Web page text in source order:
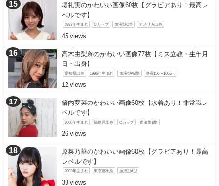
堤礼実のかわいい画像60枚【グラビアあり！最高レ
ベルです】
1993年生まれ Cカップ 血液型O型 アメリカ出身
45
高木由梨奈のかわいい画像77枚【ミス立教・生年月
日・出身】
愛知県出身 1996年生まれ 血液型AB型 身長156〜160cm
12
箭内夢菜のかわいい画像60枚【水着あり！非常識レ
ベルです】
2000年生まれ 福島県出身 Cカップ 血液型B型
26
原菜乃華のかわいい画像60枚【グラビアあり！最高
レベルです】
2003年生まれ 東京都出身 血液型A型
39